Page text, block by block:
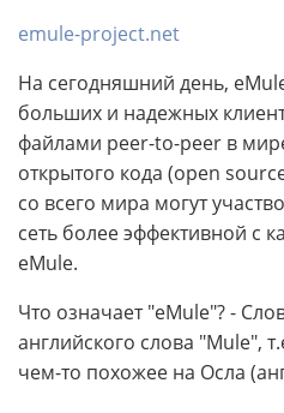
emule-project.net
На сегодняшний день,
больших и надежных
файлами peer-to-peer в
открытого кода (open
со всего мира могут
сеть более эффективной с
eMule.
Что означает "eMule"? -
английского слова "Mule",
чем-то похожее на Осла